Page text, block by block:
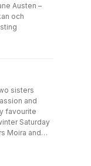
Austen –
och
sisters
and
favourite
Saturday
Moira and